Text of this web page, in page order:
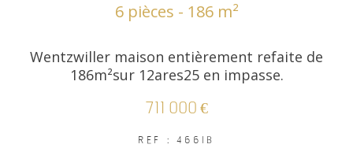
6 pièces - 186 m²
Wentzwiller maison entièrement refaite de
186m²sur 12ares25 en impasse.
711 000 €
REF : 466IB